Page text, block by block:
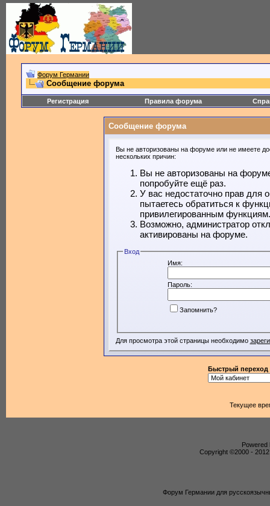
Форум Германии
Сообщение форума
Регистрация Правила форума
Сообщение форума
Вы не авторизованы на форуме или не имеете
нескольких причин:
Вы не авторизованы на
попробуйте ещё раз.
У вас недостаточно прав для
пытаетесь обратиться к
привилегированным функциям.
Возможно, администратор
активированы на форуме.
Вход
Имя:
Пароль:
Запомнить?
Для просмотра этой страницы необходимо
Быстрый переход
Текущее
Powered
Copyright ©2000 -
Форум Германии для